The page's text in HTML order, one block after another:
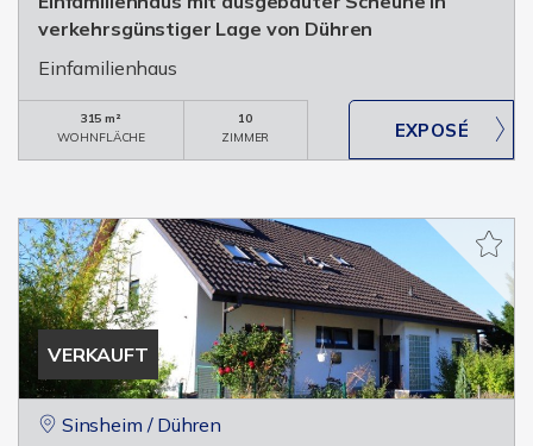
verkehrsgünstiger Lage von Dühren
Einfamilienhaus
315 m²
WOHNFLÄCHE
10
ZIMMER
VERKAUFT
Sinsheim / Dühren